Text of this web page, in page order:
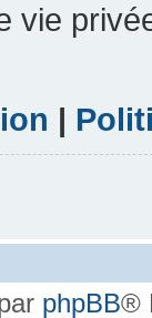
vie
|
phpBB®